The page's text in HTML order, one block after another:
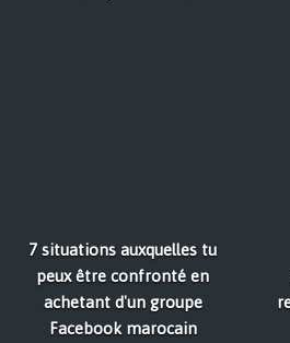
7 situations auxquelles tu
peux être confronté en
achetant d'un groupe
Facebook marocain